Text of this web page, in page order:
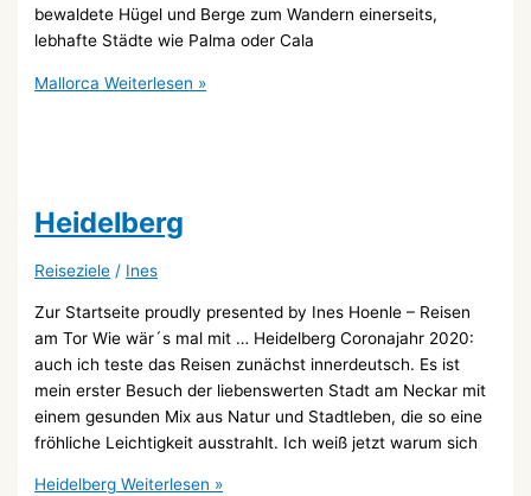
bewaldete Hügel und Berge zum Wandern einerseits,
lebhafte Städte wie Palma oder Cala
Mallorca Weiterlesen »
Heidelberg
Reiseziele / Ines
Zur Startseite proudly presented by Ines Hoenle – Reisen
am Tor Wie wär´s mal mit … Heidelberg Coronajahr 2020:
auch ich teste das Reisen zunächst innerdeutsch. Es ist
mein erster Besuch der liebenswerten Stadt am Neckar mit
einem gesunden Mix aus Natur und Stadtleben, die so eine
fröhliche Leichtigkeit ausstrahlt. Ich weiß jetzt warum sich
Heidelberg Weiterlesen »